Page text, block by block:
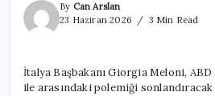
By Can Arslan
23 Haziran 2026
3 Min Read
İtalya Başbakanı Giorgia Meloni,
ile arasındaki polemiği